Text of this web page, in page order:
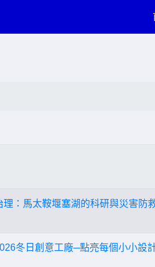
：馬太鞍堰塞湖的科研與災害防
冬日創意工廠─點亮每個小小設